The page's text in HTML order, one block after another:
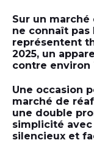
Sur un
ne connaît
représentent
2025, un
contre environ
Une occasion
marché de
une double
simplicité
silencieux et